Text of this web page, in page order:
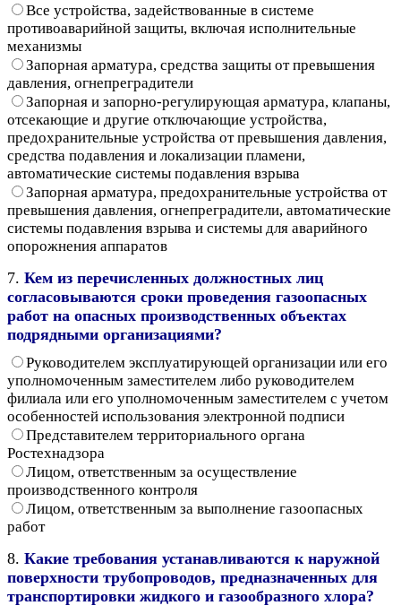
Все устройства, задействованные в системе
противоаварийной защиты, включая исполнительные
механизмы
Запорная арматура, средства защиты от превышения
давления, огнепреградители
Запорная и запорно-регулирующая арматура, клапаны,
отсекающие и другие отключающие устройства,
предохранительные устройства от превышения давления,
средства подавления и локализации пламени,
автоматические системы подавления взрыва
Запорная арматура, предохранительные устройства от
превышения давления, огнепреградители, автоматические
системы подавления взрыва и системы для аварийного
опорожнения аппаратов
7. Кем из перечисленных должностных лиц
согласовываются сроки проведения газоопасных
работ на опасных производственных объектах
подрядными организациями?
Руководителем эксплуатирующей организации или его
уполномоченным заместителем либо руководителем
филиала или его уполномоченным заместителем с учетом
особенностей использования электронной подписи
Представителем территориального органа
Ростехнадзора
Лицом, ответственным за осуществление
производственного контроля
Лицом, ответственным за выполнение газоопасных
работ
8. Какие требования устанавливаются к наружной
поверхности трубопроводов, предназначенных для
транспортировки жидкого и газообразного хлора?